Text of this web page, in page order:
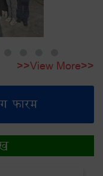
>>View More>>
फारम